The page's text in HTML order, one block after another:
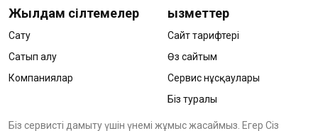
Жылдам сілтемелер
Сату
Сатып алу
Компаниялар
Қызметтер
Сайт тарифтері
Өз сайтым
Сервис нұсқаулары
Біз туралы
Біз сервисті дамыту үшін үнемі жұмыс жасаймыз. Егер Сіз